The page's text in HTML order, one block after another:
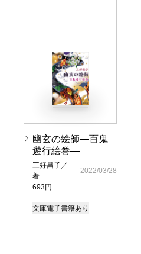
幽玄の絵師―百鬼
遊行絵巻―
三好昌子／
著
693円
2022/03/28
文庫電子書籍あり